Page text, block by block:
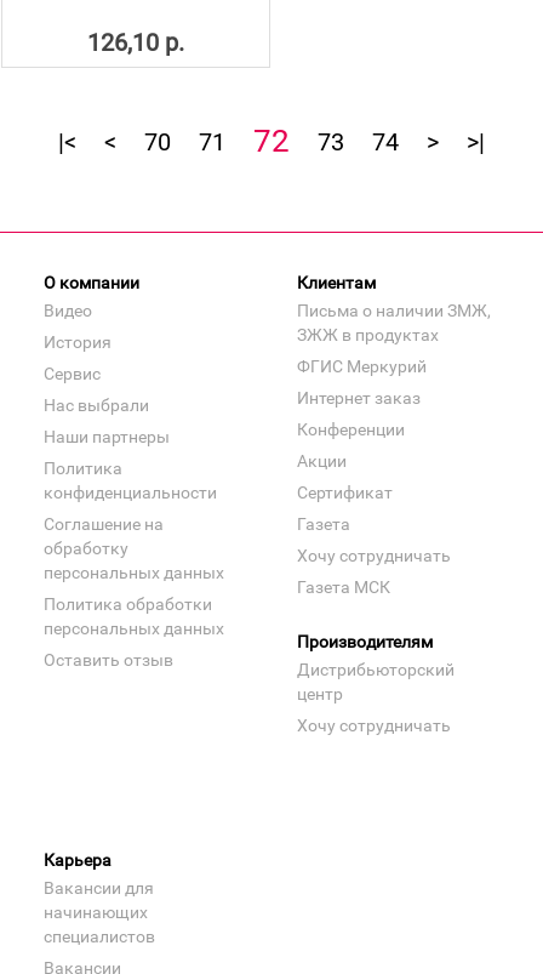
126,10 р.
|< < 70 71 72 73 74 > >|
О компании
Видео
История
Сервис
Нас выбрали
Наши партнеры
Политика
конфиденциальности
Соглашение на
обработку
персональных данных
Политика обработки
персональных данных
Оставить отзыв
Клиентам
Письма о наличии ЗМЖ,
ЗЖЖ в продуктах
ФГИС Меркурий
Интернет заказ
Конференции
Акции
Сертификат
Газета
Хочу сотрудничать
Газета МСК
Производителям
Дистрибьюторский
центр
Хочу сотрудничать
Карьера
Вакансии для
начинающих
специалистов
Вакансии